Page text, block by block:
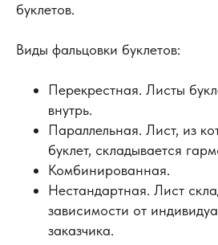
буклетов.
Виды фальцовки буклетов:
Перекрестная. Листы
внутрь.
Параллельная. Лист, из
буклет, складывается
Комбинированная.
Нестандартная. Лист
зависимости от
заказчика.